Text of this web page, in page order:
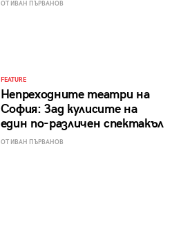
ОТ ИВАН ПЪРВАНОВ
FEATURE
Непреходните театри на
София: Зад кулисите на
един по-различен спектакъл
ОТ ИВАН ПЪРВАНОВ